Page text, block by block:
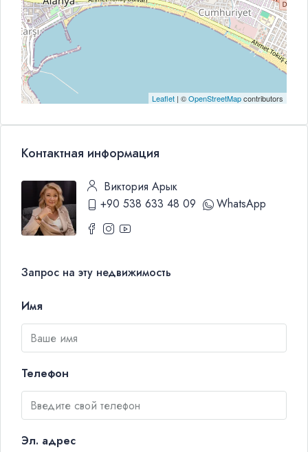
Leaflet | ©OpenStreetMapcontributors
Контактная информация
Виктория Арык
+90 538 633 48 09
WhatsApp
Запрос на эту недвижимость
Имя
Телефон
Эл. адрес